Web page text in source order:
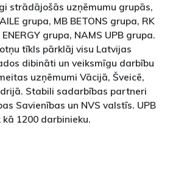
strādājošās uzņēmumu grupās,
grupa, MB BETONS grupa, RK
grupa, NAMS UPB grupa.
tīkls pārklāj visu Latvijas
dibināti un veiksmīgu darbību
uzņēmumi Vācijā, Šveicē,
Stabili sadarbības partneri
Savienības un NVS valstīs. UPB
1200 darbinieku.